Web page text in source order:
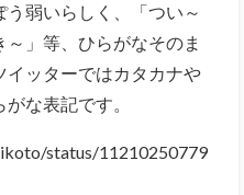
う弱いらしく、「つい～
」等、ひらがなそのま
イッターではカタカナや
な表記です。
status/11210250779